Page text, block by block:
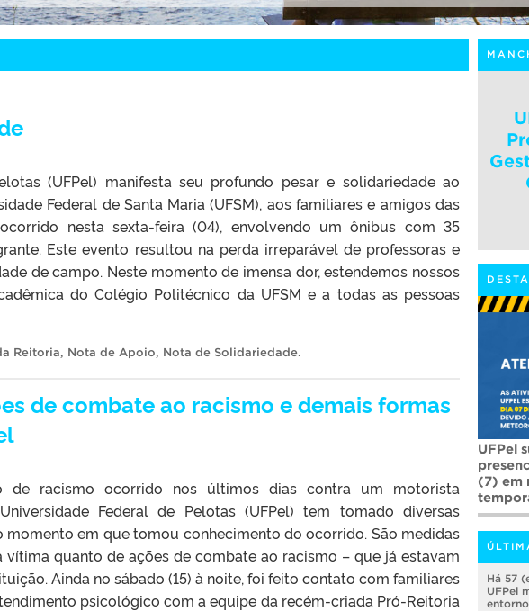
(UFPel) manifesta seu profundo pesar e solidariedade ao
Federal de Santa Maria (UFSM), aos familiares e amigos das
nesta sexta-feira (04), envolvendo um ônibus com 35
Este evento resultou na perda irreparável de professoras e
de campo. Neste momento de imensa dor, estendemos nossos
do Colégio Politécnico da UFSM e a todas as pessoas
Reitoria, Nota de Apoio, Nota de Solidariedade.
de combate ao racismo e demais formas
de racismo ocorrido nos últimos dias contra um motorista
Federal de Pelotas (UFPel) tem tomado diversas
momento em que tomou conhecimento do ocorrido. São medidas
vítima quanto de ações de combate ao racismo – que já estavam
Ainda no sábado (15) à noite, foi feito contato com familiares
psicológico com a equipe da recém-criada Pró-Reitoria
UFPel
da
Há 57
UFPel
entorno